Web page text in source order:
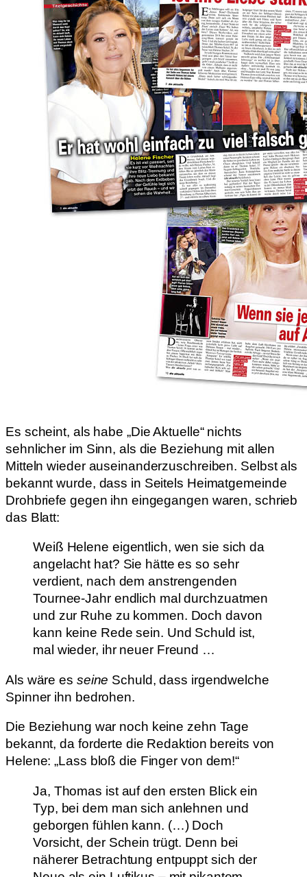
Es scheint, als habe „Die Aktuelle“ nichts
sehnlicher im Sinn, als die Beziehung mit allen
Mitteln wieder auseinanderzuschreiben. Selbst als
bekannt wurde, dass in Seitels Heimatgemeinde
Drohbriefe gegen ihn eingegangen waren, schrieb
das Blatt:
Weiß Helene eigentlich, wen sie sich da
angelacht hat? Sie hätte es so sehr
verdient, nach dem anstrengenden
Tournee-Jahr endlich mal durchzuatmen
und zur Ruhe zu kommen. Doch davon
kann keine Rede sein. Und Schuld ist,
mal wieder, ihr neuer Freund …
Als wäre es seine Schuld, dass irgendwelche
Spinner ihn bedrohen.
Die Beziehung war noch keine zehn Tage
bekannt, da forderte die Redaktion bereits von
Helene: „Lass bloß die Finger von dem!“
Ja, Thomas ist auf den ersten Blick ein
Typ, bei dem man sich anlehnen und
geborgen fühlen kann. (…) Doch
Vorsicht, der Schein trügt. Denn bei
näherer Betrachtung entpuppt sich der